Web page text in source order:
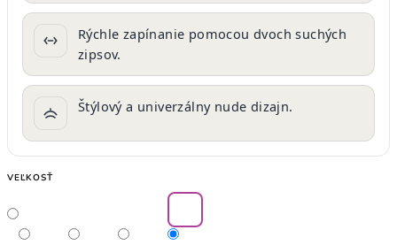
Rýchle zapínanie pomocou dvoch suchých
zipsov.
Štýlový a univerzálny nude dizajn.
VEĽKOSŤ